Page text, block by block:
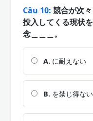
Câu 10: 競合が次
投入してくる現状
念＿＿＿。
A. に耐えない
B. を禁じ得ない